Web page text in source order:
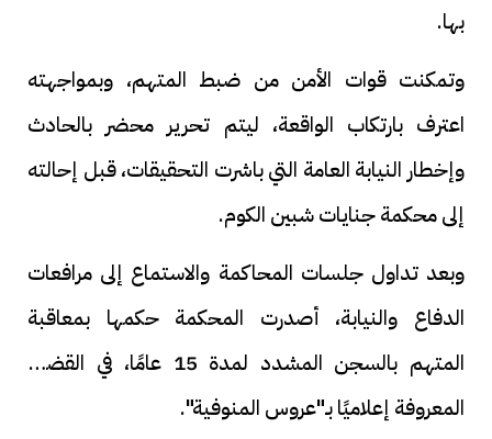
بها.
وتمكنت قوات الأمن من ضبط المتهم، وبمواجهته
اعترف بارتكاب الواقعة، ليتم تحرير محضر بالحادث
وإخطار النيابة العامة التي باشرت التحقيقات، قبل إحالته
إلى محكمة جنايات شبين الكوم.
وبعد تداول جلسات المحاكمة والاستماع إلى مرافعات
الدفاع والنيابة، أصدرت المحكمة حكمها بمعاقبة
المتهم بالسجن المشدد لمدة 15 عامًا، في القضية
المعروفة إعلاميًا بـ"عروس المنوفية".